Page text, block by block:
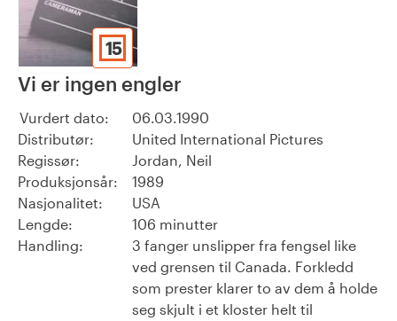
15
Vi er ingen engler
Vurdert dato:
06.03.1990
Distributør:
United International Pictures
Regissør:
Jordan, Neil
Produksjonsår:
1989
Nasjonalitet:
USA
Lengde:
106 minutter
Handling:
3 fanger unslipper fra fengsel like
ved grensen til Canada. Forkledd
som prester klarer to av dem å holde
seg skjult i et kloster helt til